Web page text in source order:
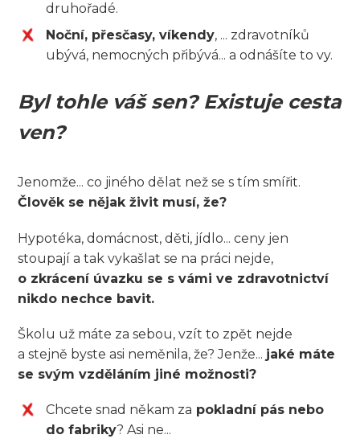
druhořadé.
Noční, přesčasy, víkendy, ... zdravotníků
ubývá, nemocných přibývá... a odnášíte to vy.
Byl tohle váš sen? Existuje cesta
ven?
Jenomže... co jiného dělat než se s tím smířit.
Člověk se nějak živit musí, že?
Hypotéka, domácnost, děti, jídlo... ceny jen
stoupají a tak vykašlat se na práci nejde,
o zkrácení úvazku se s vámi ve zdravotnictví
nikdo nechce bavit.
Školu už máte za sebou, vzít to zpět nejde
a stejně byste asi neměnila, že? Jenže... jaké máte
se svým vzděláním jiné možnosti?
Chcete snad někam za pokladní pás nebo
do fabriky? Asi ne...